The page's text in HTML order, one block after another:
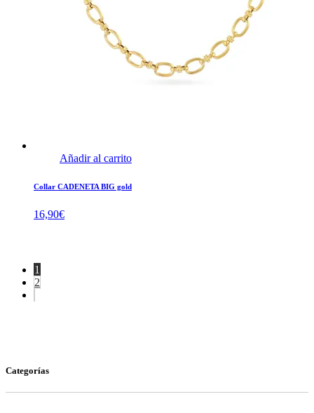
Añadir al carrito
Collar CADENETA BIG gold
16,90€
1
2
Categorías